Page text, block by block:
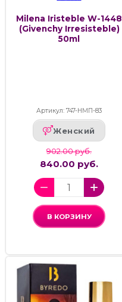
Milena Iristeble W-1448
(Givenchy Irresisteble)
50ml
Артикул: 747-НМП-83
Женский
902.00 руб.
840.00 руб.
В КОРЗИНУ